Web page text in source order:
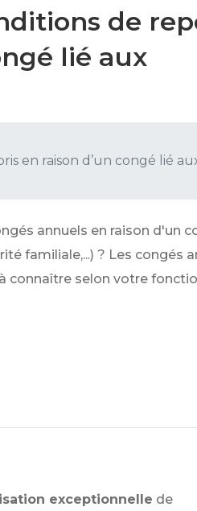
de
lié aux
en raison d’un congé lié
annuels en raison d'un
familiale,...) ? Les congés
connaître selon votre
exceptionnelle de